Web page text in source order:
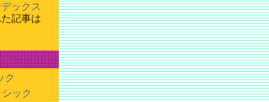
ックス
記事は
ク
ック